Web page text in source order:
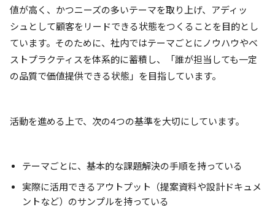
値が高く、かつニーズの多いテーマを取り上げ、アディッ
シュとして顧客をリードできる状態をつくることを目的とし
ています。そのために、社内ではテーマごとにノウハウやベ
ストプラクティスを体系的に蓄積し、「誰が担当しても一定
の品質で価値提供できる状態」を目指しています。
活動を進める上で、次の4つの基準を大切にしています。
テーマごとに、基本的な課題解決の手順を持っている
実際に活用できるアウトプット（提案資料や設計ドキュメ
ントなど）のサンプルを持っている